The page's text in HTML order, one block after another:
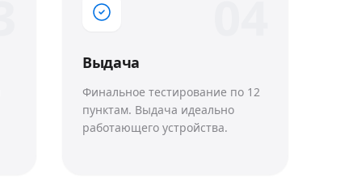
Выдача
Финальное тестирование по 12
пунктам. Выдача идеально
работающего устройства.